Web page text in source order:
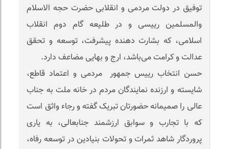
توفیق در دولت مردمی و انقلابی حضرت حجه الاسلام
والمسلمین رییسی و در طلیعه گام دوم انقلاب
اسلامی، که بشارت دهنده پیشرفت، توسعه و تحقق
عدالت و کرامت می‌باشد، ارج و بهایی مضاعف دارد.
حسن انتخاب رییس جمهور مردمی و اعتماد قاطع،
شایسته و ارزنده نمایندگان مردم در خانه ملت به جناب
عالی را صمیمانه حضورتان تبریک گفته و رجاء واثق است
که با تجارب و سوابق ارزشمند جنابعالی، به یاری
پروردگار شاهد ثمرات و تحولات بنیادین در توسعه رفاه،